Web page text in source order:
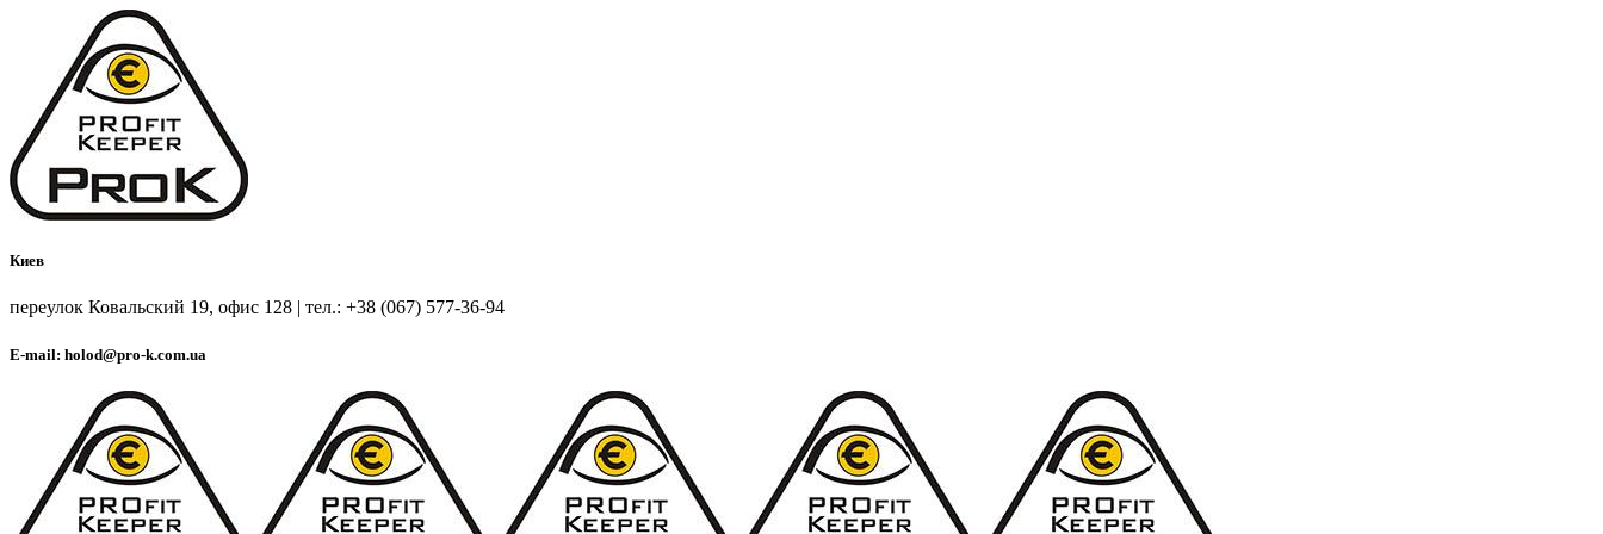
Киев
переулок Ковальский 19, офис 128 | тел.: +38 (067) 577-36-94
E-mail: holod@pro-k.com.ua